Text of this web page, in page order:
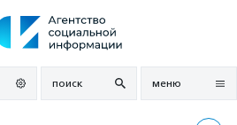
поиск меню